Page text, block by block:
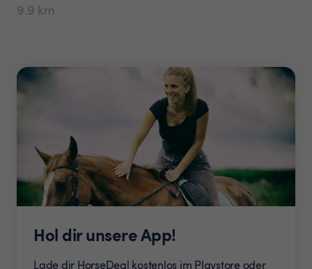
9.9 km
Hol dir unsere App!
Lade dir HorseDeal kostenlos im Playstore oder